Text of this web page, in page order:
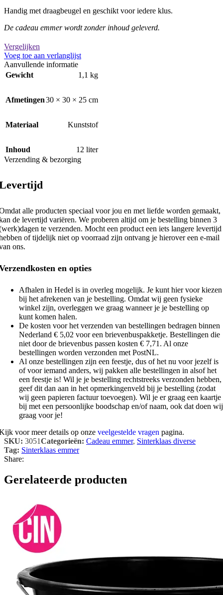
Handig met draagbeugel en geschikt voor iedere klus.
De cadeau emmer wordt zonder inhoud geleverd.
Vergelijken
Voeg toe aan verlanglijst
Aanvullende informatie
Gewicht
1,1 kg
Afmetingen30 × 30 × 25 cm
Materiaal Kunststof
Inhoud
12 liter
Verzending & bezorging
alle producten speciaal voor jou en met liefde worden gemaakt,
de levertijd variëren. We proberen altijd om je bestelling binnen 3
te verzenden. Mocht een product een iets langere levertijd
of tijdelijk niet op voorraad zijn ontvang je hierover een e-mail
ons.
en opties
Afhalen in Hedel is in overleg mogelijk. Je kunt hier voor kiezen
bij het afrekenen van je bestelling. Omdat wij geen fysieke
winkel zijn, overleggen we graag wanneer je je bestelling op
kunt komen halen.
De kosten voor het verzenden van bestellingen bedragen binnen
Nederland € 5,02 voor een brievenbuspakketje. Bestellingen die
niet door de brievenbus passen kosten € 7,71. Al onze
bestellingen worden verzonden met PostNL.
Al onze bestellingen zijn een feestje, dus of het nu voor jezelf is
of voor iemand anders, wij pakken alle bestellingen in alsof het
een feestje is! Wil je je bestelling rechtstreeks verzonden hebben,
geef dit dan aan in het opmerkingenveld bij je bestelling (zodat
wij geen papieren factuur toevoegen). Wil je er graag een kaartje
bij met een persoonlijke boodschap en/of naam, ook dat doen wij
graag voor je!
voor meer details op onze veelgestelde vragen pagina.
SKU: 3051Categorieën: Cadeau emmer, Sinterklaas diverse
Tag: Sinterklaas emmer
Share:
Gerelateerde producten